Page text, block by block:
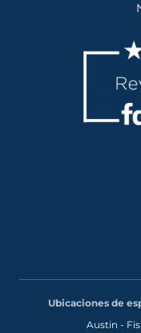
Ubicaciones de
Austin -